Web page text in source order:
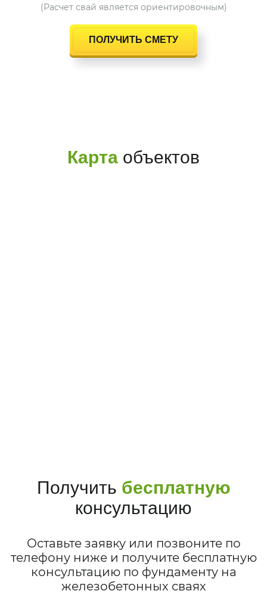
(Расчет свай является ориентировочным)
ПОЛУЧИТЬ СМЕТУ
Карта объектов
Получить бесплатную
консультацию
Оставьте заявку или позвоните по
телефону ниже и получите бесплатную
консультацию по фундаменту на
железобетонных сваях